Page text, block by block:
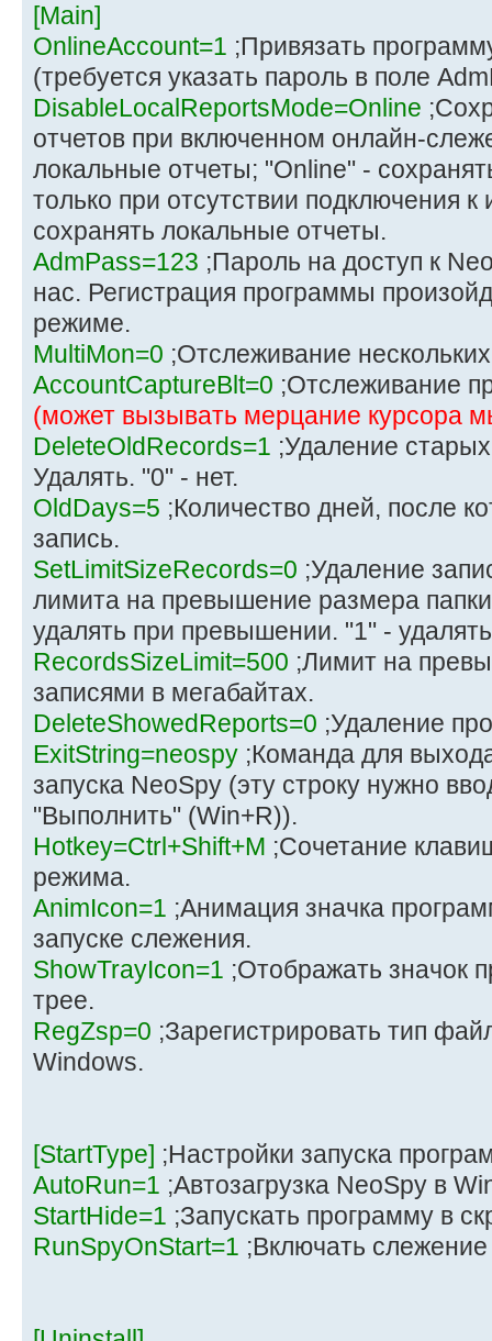
[Main]
OnlineAccount=1 ;Привязать
(требуется указать пароль в поле
DisableLocalReportsMode=Online
отчетов при включенном онлайн-
локальные отчеты; "Online" -
только при отсутствии подключения к
сохранять локальные отчеты.
AdmPass=123 ;Пароль на доступ к
нас. Регистрация программы
режиме.
MultiMon=0 ;Отслеживание
AccountCaptureBlt=0 ;Отслеживание
(может вызывать мерцание курсора
DeleteOldRecords=1 ;Удаление
Удалять. "0" - нет.
OldDays=5 ;Количество дней, после
запись.
SetLimitSizeRecords=0 ;Удаление
лимита на превышение размера
удалять при превышении. "1" -
RecordsSizeLimit=500 ;Лимит на
записями в мегабайтах.
DeleteShowedReports=0 ;Удаление
ExitString=neospy ;Команда для
запуска NeoSpy (эту строку нужно
"Выполнить" (Win+R)).
Hotkey=Ctrl+Shift+M ;Сочетание
режима.
AnimIcon=1 ;Анимация значка
запуске слежения.
ShowTrayIcon=1 ;Отображать значок
трее.
RegZsp=0 ;Зарегистрировать тип
Windows.
[StartType] ;Настройки запуска
AutoRun=1 ;Автозагрузка NeoSpy в
StartHide=1 ;Запускать программу в
RunSpyOnStart=1 ;Включать